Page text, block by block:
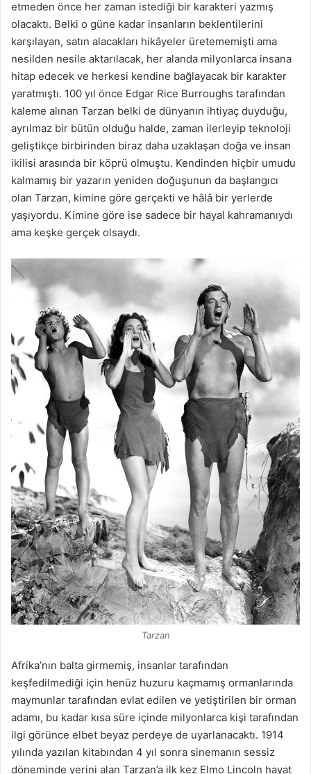
etmeden önce her zaman istediği bir karakteri yazmış
olacaktı. Belki o güne kadar insanların beklentilerini
karşılayan, satın alacakları hikâyeler üretememişti ama
nesilden nesile aktarılacak, her alanda milyonlarca insana
hitap edecek ve herkesi kendine bağlayacak bir karakter
yaratmıştı. 100 yıl önce Edgar Rice Burroughs tarafından
kaleme alınan Tarzan belki de dünyanın ihtiyaç duyduğu,
ayrılmaz bir bütün olduğu halde, zaman ilerleyip teknoloji
geliştikçe birbirinden biraz daha uzaklaşan doğa ve insan
ikilisi arasında bir köprü olmuştu. Kendinden hiçbir umudu
kalmamış bir yazarın yeniden doğuşunun da başlangıcı
olan Tarzan, kimine göre gerçekti ve hâlâ bir yerlerde
yaşıyordu. Kimine göre ise sadece bir hayal kahramanıydı
ama keşke gerçek olsaydı.
Tarzan
Afrika’nın balta girmemiş, insanlar tarafından
keşfedilmediği için henüz huzuru kaçmamış ormanlarında
maymunlar tarafından evlat edilen ve yetiştirilen bir orman
adamı, bu kadar kısa süre içinde milyonlarca kişi tarafından
ilgi görünce elbet beyaz perdeye de uyarlanacaktı. 1914
yılında yazılan kitabından 4 yıl sonra sinemanın sessiz
döneminde yerini alan Tarzan’a ilk kez Elmo Lincoln hayat